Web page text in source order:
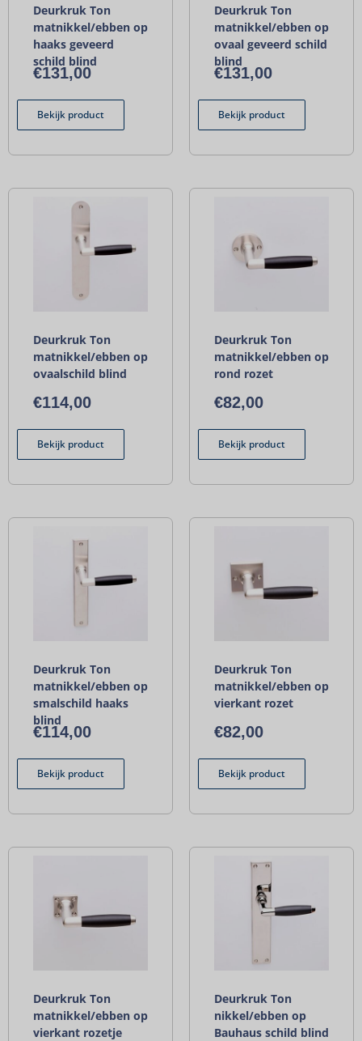
Deurkruk Ton
matnikkel/ebben op
haaks geveerd
schild blind
€131,00
Bekijk product
Deurkruk Ton
matnikkel/ebben op
ovaal geveerd schild
blind
€131,00
Bekijk product
Deurkruk Ton
matnikkel/ebben op
ovaalschild blind
€114,00
Bekijk product
Deurkruk Ton
matnikkel/ebben op
rond rozet
€82,00
Bekijk product
Deurkruk Ton
matnikkel/ebben op
smalschild haaks
blind
€114,00
Bekijk product
Deurkruk Ton
matnikkel/ebben op
vierkant rozet
€82,00
Bekijk product
Deurkruk Ton
matnikkel/ebben op
vierkant rozetje
Deurkruk Ton
nikkel/ebben op
Bauhaus schild blind